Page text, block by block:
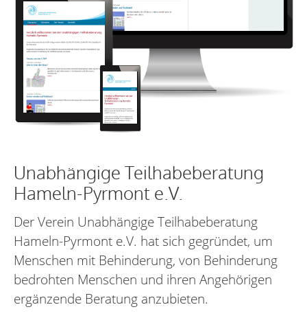
Unabhängige Teilhabeberatung
Hameln-Pyrmont e.V.
Der Verein Unabhängige Teilhabeberatung
Hameln-Pyrmont e.V. hat sich gegründet, um
Menschen mit Behinderung, von Behinderung
bedrohten Menschen und ihren Angehörigen
ergänzende Beratung anzubieten.